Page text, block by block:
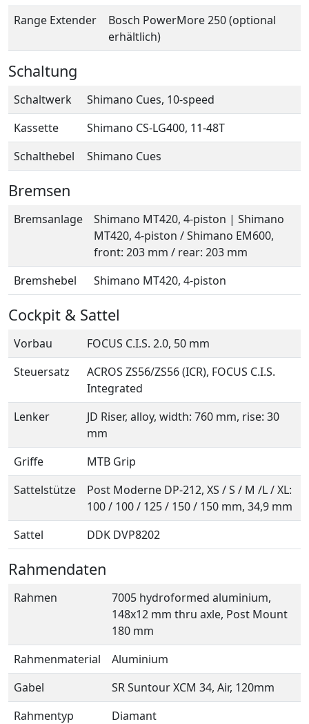
Range Extender
Bosch PowerMore 250 (optional
erhältlich)
Schaltung
Schaltwerk
Shimano Cues, 10-speed
Kassette
Shimano CS-LG400, 11-48T
Schalthebel
Shimano Cues
Bremsen
Bremsanlage
Shimano MT420, 4-piston | Shimano
MT420, 4-piston / Shimano EM600,
front: 203 mm / rear: 203 mm
Bremshebel
Shimano MT420, 4-piston
Cockpit & Sattel
Vorbau
FOCUS C.I.S. 2.0, 50 mm
Steuersatz
ACROS ZS56/ZS56 (ICR), FOCUS C.I.S.
Integrated
Lenker
JD Riser, alloy, width: 760 mm, rise: 30
mm
Griffe
MTB Grip
Sattelstütze
Post Moderne DP-212, XS / S / M /L / XL:
100 / 100 / 125 / 150 / 150 mm, 34,9 mm
Sattel
DDK DVP8202
Rahmendaten
Rahmen
7005 hydroformed aluminium,
148x12 mm thru axle, Post Mount
180 mm
Rahmenmaterial
Aluminium
Gabel
SR Suntour XCM 34, Air, 120mm
Rahmentyp
Diamant